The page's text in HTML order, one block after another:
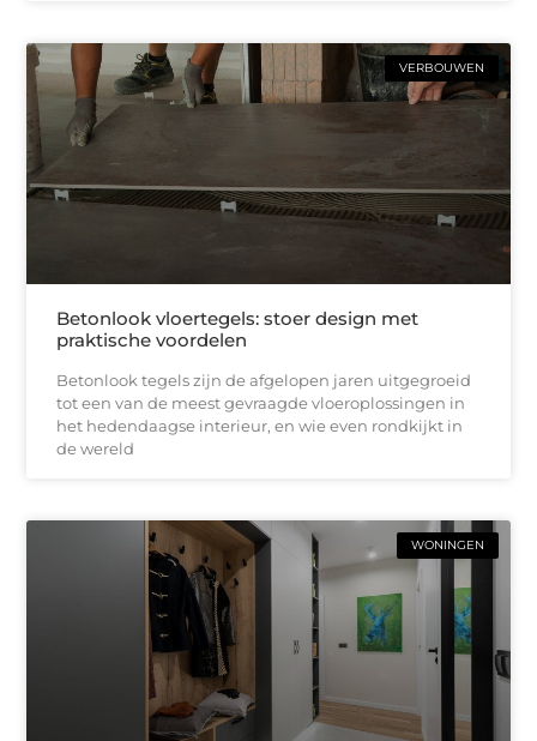
VERBOUWEN
Betonlook vloertegels: stoer design met
praktische voordelen
Betonlook tegels zijn de afgelopen jaren uitgegroeid
tot een van de meest gevraagde vloeroplossingen in
het hedendaagse interieur, en wie even rondkijkt in
de wereld
WONINGEN